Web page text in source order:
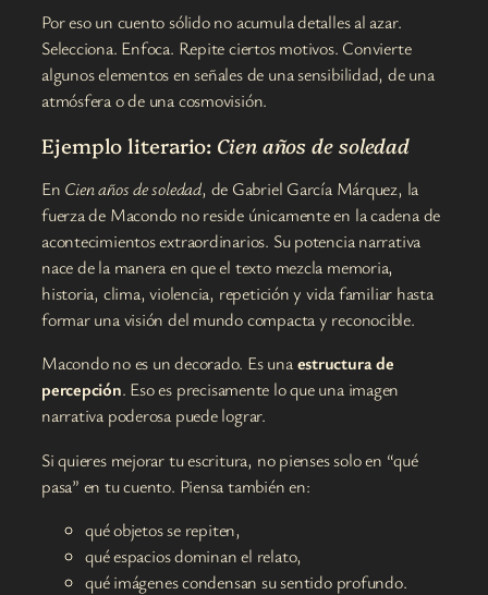
Por eso un cuento sólido no acumula detalles al azar.
Selecciona. Enfoca. Repite ciertos motivos. Convierte
algunos elementos en señales de una sensibilidad, de una
atmósfera o de una cosmovisión.
Ejemplo literario: Cien años de soledad
En Cien años de soledad, de Gabriel García Márquez, la
fuerza de Macondo no reside únicamente en la cadena de
acontecimientos extraordinarios. Su potencia narrativa
nace de la manera en que el texto mezcla memoria,
historia, clima, violencia, repetición y vida familiar hasta
formar una visión del mundo compacta y reconocible.
Macondo no es un decorado. Es unaestructura de
percepción. Eso es precisamente lo que una imagen
narrativa poderosa puede lograr.
Si quieres mejorar tu escritura, no pienses solo en “qué
pasa” en tu cuento. Piensa también en:
qué objetos se repiten,
qué espacios dominan el relato,
qué imágenes condensan su sentido profundo.